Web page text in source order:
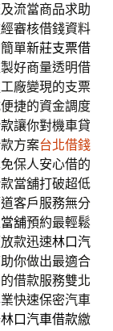
流當商品求助
經審核借錢資料
單新莊支票借
好商量透明借
廠變現的支票
捷的資金調度
讓你對機車貸
方案台北借錢
保人安心借的
當舖打破超低
客戶服務無分
舖預約最輕鬆
款迅速林口汽
你做出最適合
借款服務雙北
快速保密汽車
林口汽車借款繳